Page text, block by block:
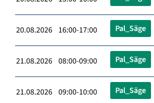
20.08.2026 16:00-17:00 Pal_Säge
21.08.2026 08:00-09:00 Pal_Säge
21.08.2026 09:00-10:00 Pal_Säge